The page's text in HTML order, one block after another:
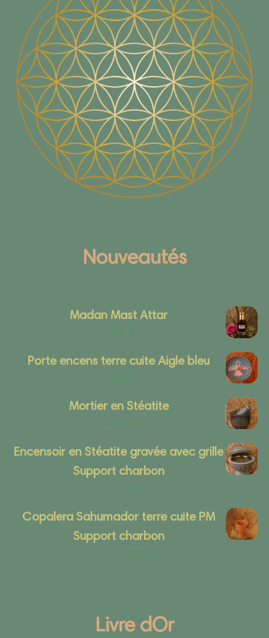
Nouveautés
Madan Mast Attar
14.00 €
Porte encens terre cuite Aigle bleu
12.00 €
Mortier en Stéatite
14.00 €
Encensoir en Stéatite gravée avec grille
Support charbon
16.00 €
Copalera Sahumador terre cuite PM
Support charbon
13.00 €
Livre dOr